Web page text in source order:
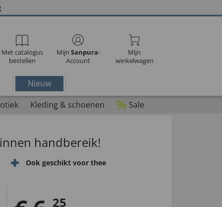
Met catalogus
bestellen
Mijn Sanpura-
Account
Mijn
winkelwagen
Nieuw
Kleding & schoenen % Sale
handbereik!
Ook geschikt voor thee
25